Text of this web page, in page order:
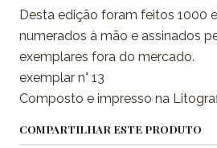
Desta edição foram feitos 1000
numerados à mão e assinados
exemplares fora do mercado.
exemplar n° 13
Composto e impresso na
COMPARTILHAR ESTE PRODUTO